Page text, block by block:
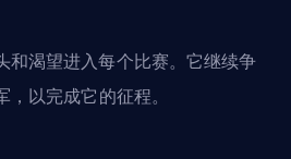
渴望进入每个比赛。它继续争
以完成它的征程。